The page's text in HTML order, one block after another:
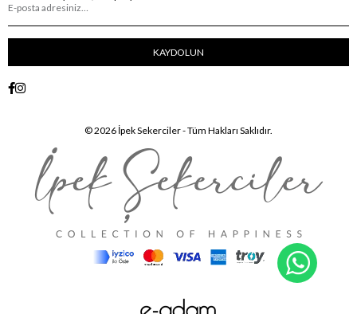
KAYDOLUN
© 2026 İpek Sekerciler - Tüm Hakları Saklıdır.